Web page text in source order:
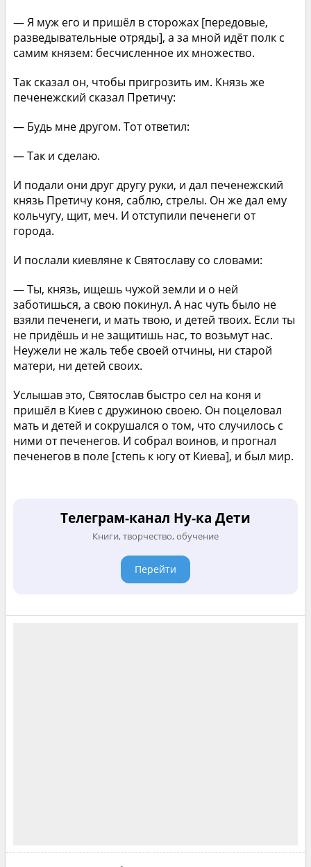
— Я муж его и пришёл в сторожах [передовые,
разведывательные отряды], а за мной идёт полк с
самим князем: бесчисленное их множество.
Так сказал он, чтобы пригрозить им. Князь же
печенежский сказал Претичу:
— Будь мне другом. Тот ответил:
— Так и сделаю.
И подали они друг другу руки, и дал печенежский
князь Претичу коня, саблю, стрелы. Он же дал ему
кольчугу, щит, меч. И отступили печенеги от
города.
И послали киевляне к Святославу со словами:
— Ты, князь, ищешь чужой земли и о ней
заботишься, а свою покинул. А нас чуть было не
взяли печенеги, и мать твою, и детей твоих. Если ты
не придёшь и не защитишь нас, то возьмут нас.
Неужели не жаль тебе своей отчины, ни старой
матери, ни детей своих.
Услышав это, Святослав быстро сел на коня и
пришёл в Киев с дружиною своею. Он поцеловал
мать и детей и сокрушался о том, что случилось с
ними от печенегов. И собрал воинов, и прогнал
печенегов в поле [степь к югу от Киева], и был мир.
Телеграм-канал Ну-ка Дети
Книги, творчество, обучение
Перейти